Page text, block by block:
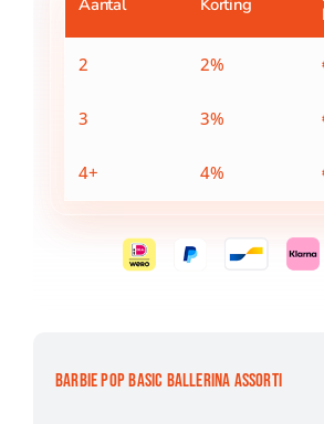
2 2%
3 3%
4+ 4%
BARBIE POP BASIC BALLERINA ASSORTI